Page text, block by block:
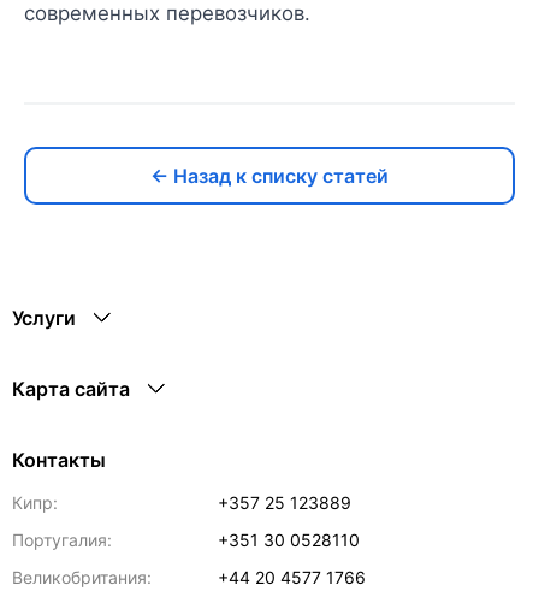
современных перевозчиков.
← Назад к списку статей
Услуги
Карта сайта
Контакты
Кипр:
+357 25 123889
Португалия:
+351 30 0528110
Великобритания:
+44 20 4577 1766